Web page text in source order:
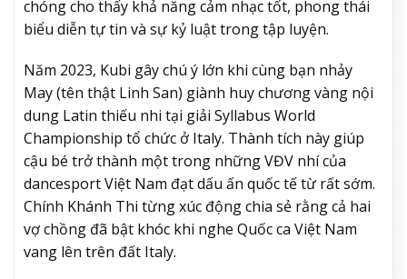
chóng cho thấy khả năng cảm nhạc tốt, phong thái
biểu diễn tự tin và sự kỷ luật trong tập luyện.
Năm 2023, Kubi gây chú ý lớn khi cùng bạn nhảy
May (tên thật Linh San) giành huy chương vàng nội
dung Latin thiếu nhi tại giải Syllabus World
Championship tổ chức ở Italy. Thành tích này giúp
cậu bé trở thành một trong những VĐV nhí của
dancesport Việt Nam đạt dấu ấn quốc tế từ rất sớm.
Chính Khánh Thi từng xúc động chia sẻ rằng cả hai
vợ chồng đã bật khóc khi nghe Quốc ca Việt Nam
vang lên trên đất Italy.